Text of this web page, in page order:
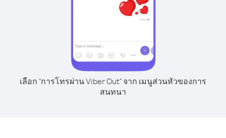
เลือก "การโทรผ่าน Viber Out" จาก เมนูส่วนหัวของการ
สนทนา